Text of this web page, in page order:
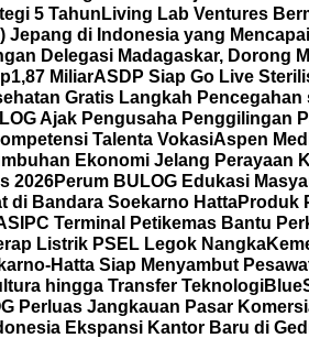
5 Tahun Living Lab Ventures
di Indonesia yang
Delegasi Madagaskar, Dorong
MiliarASDP Siap Go Live
Gratis Langkah
Ajak Pengusaha Penggilingan
Talenta VokasiAspen
Ekonomi Jelang Perayaan
2026Perum BULOG Edukasi
di Bandara Soekarno HattaProduk
IPC Terminal Petikemas Bantu
Listrik PSEL Legok Nangka
Hatta Siap Menyambut
hingga Transfer Teknologi
Perluas Jangkauan Pasar
Ekspansi Kantor Baru di